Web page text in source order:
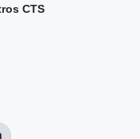
CTS